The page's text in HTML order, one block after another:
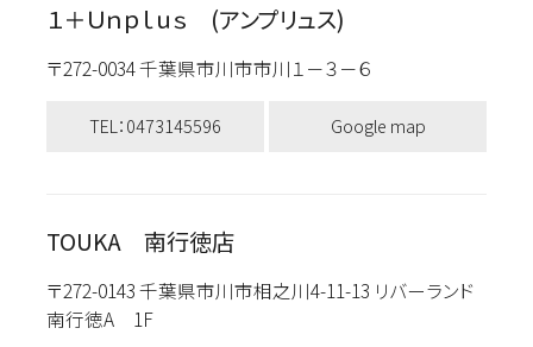
１＋Ｕｎｐｌｕｓ (アンプリュス)
〒272-0034 千葉県市川市市川１－３－６
TEL：0473145596 Google map
TOUKA 南行徳店
〒272-0143 千葉県市川市相之川4-11-13 リバーランド
南行徳A 1F